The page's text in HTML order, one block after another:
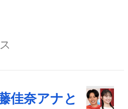
佳奈アナと